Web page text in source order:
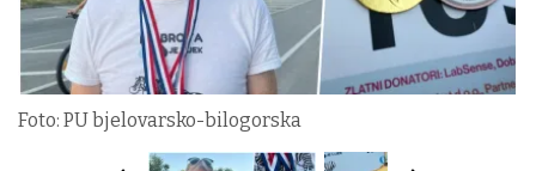
Foto: PU bjelovarsko-bilogorska